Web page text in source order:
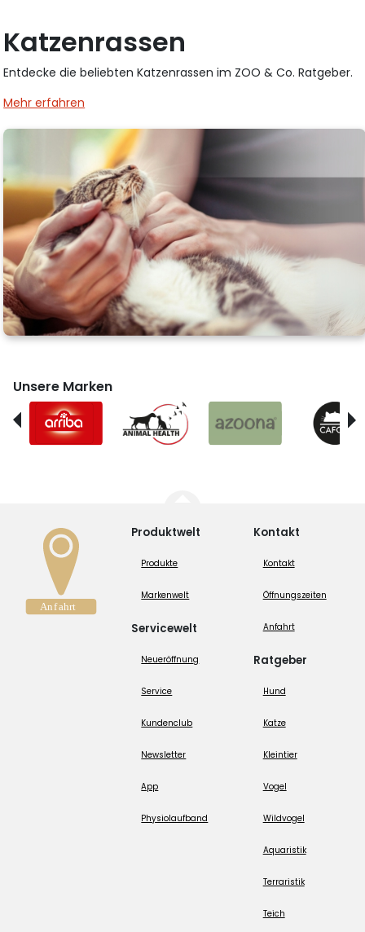
Katzenrassen
Entdecke die beliebten Katzenrassen im ZOO & Co. Ratgeber.
Mehr erfahren
Unsere Marken
Produktwelt
Produkte
Markenwelt
Servicewelt
Neueröffnung
Service
Kundenclub
Newsletter
App
Physiolaufband
Kontakt
Kontakt
Öffnungszeiten
Anfahrt
Ratgeber
Hund
Katze
Kleintier
Vogel
Wildvogel
Aquaristik
Terraristik
Teich